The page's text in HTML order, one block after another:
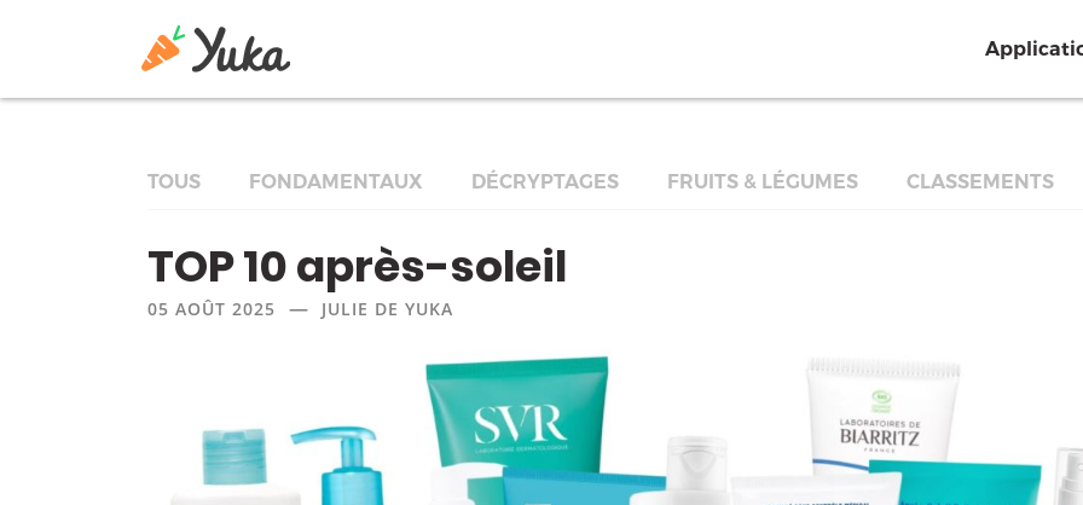
TOUS FONDAMENTAUX DÉCRYPTAGES FRUITS & LÉGUMES CLASSEMENTS
TOP 10 après-soleil
05 AOÛT 2025 — JULIE DE YUKA